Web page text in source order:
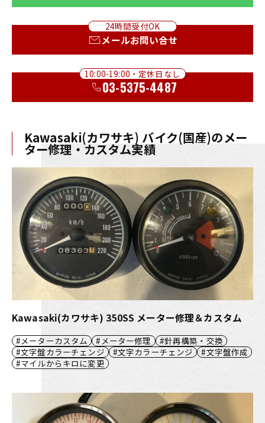
24時間受付OK
メールお問い合せ
10:00-19:00・定休日なし
03-5375-4487
Kawasaki(カワサキ) バイク(国産)のメー
ター修理・カスタム実績
Kawasaki(カワサキ) 350SS メーター修理＆カスタム
メーターカスタム メーター修理
針再構築・交換
文字盤カラーチェンジ
文字カラーチェンジ
文字盤作成
マイルからキロに変更